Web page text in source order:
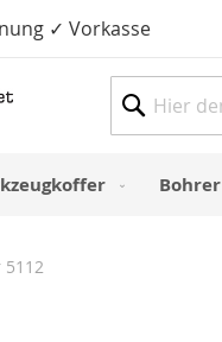
✓ VorkasseDirekt
Bohrer
5112